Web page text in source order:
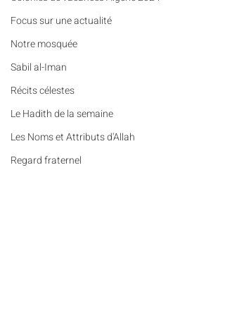
​​Focus sur une actualité
Notre mosquée
Sabil al-Iman
Récits célestes
Le Hadith de la semaine
Les Noms et Attributs d'Allah
Regard fraternel